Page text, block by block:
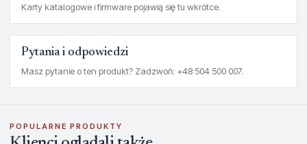
Karty katalogowe i firmware pojawią się tu wkrótce.
Pytania i odpowiedzi
Masz pytanie o ten produkt? Zadzwoń: +48 504 500 007.
POPULARNE PRODUKTY